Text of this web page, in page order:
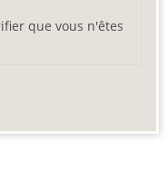
que vous n'êtes